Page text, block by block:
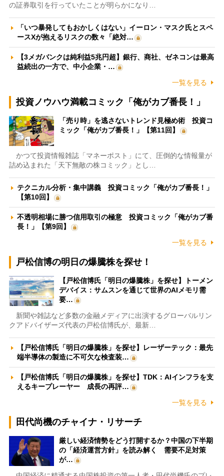
の証券取引を行っていたことが明らかになり…
「いつ暴発してもおかしくはない」イーロン・マスク氏とスペ
ースXが抱えるリスクの数々「絶対…
【3メガバンクは純利益5兆円超】銀行、商社、ゼネコンは最高
益続出の一方で、中小企業・…
一覧を見る
投資ノウハウ満載コミック「俺がカブ番長！」
「売り時」を逃さないトレンド見極め術 投資コ
ミック「俺がカブ番長！」【第11回】
かつて投資情報雑誌「マネーポスト」にて、圧倒的な情報量が
詰め込まれた「天下無敵の株コミック」とし…
テクニカル分析・集中講義 投資コミック「俺がカブ番長！」
【第10回】
不透明相場に勝つ信用取引の極意 投資コミック「俺がカブ番
長！」【第9回】
一覧を見る
戸松信博の明日の爆騰株を探せ！
【戸松信博氏「明日の爆騰株」を探せ】トーメン
デバイス：サムスンを通じて世界のAIメモリ需
要…
新聞や雑誌など多数の金融メディアに出演するグローバルリン
クアドバイザーズ代表の戸松信博氏が、最新…
【戸松信博氏「明日の爆騰株」を探せ】レーザーテック：最先
端半導体の製造に不可欠な検査装…
【戸松信博氏「明日の爆騰株」を探せ】TDK：AIインフラを支
えるキープレーヤー 成長の再評…
一覧を見る
田代尚機のチャイナ・リサーチ
厳しい経済情勢をどう打開するか？中国の下半期
の「経済運営方針」を読み解く 需要不足対策
が…